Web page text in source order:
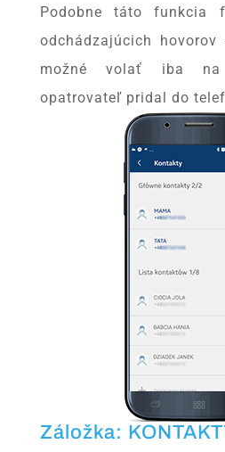
Podobne táto funkcia
odchádzajúcich
možné volať iba na
opatrovateľ pridal do
Záložka: